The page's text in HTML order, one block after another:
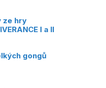
ze hry
I a II
gongů